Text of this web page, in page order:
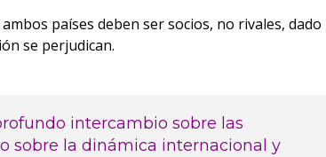
países deben ser socios, no rivales, dado
se perjudican.
intercambio sobre las
sobre la dinámica internacional y